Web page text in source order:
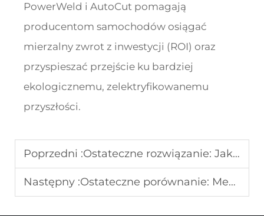
PowerWeld i AutoCut pomagają
producentom samochodów osiągać
mierzalny zwrot z inwestycji (ROI) oraz
przyspieszać przejście ku bardziej
ekologicznemu, zelektryfikowanemu
przyszłości.
Poprzedni :Ostateczne rozwiązanie: Jak lasery włókniste MOPA osiągają znakowanie tytanowych implantów bez strefy wpływu ciepła (HAZ)
Następny :Ostateczne porównanie: MediCut-100 kontra tradycyjne obróbka skrawaniem – analiza kosztów i korzyści